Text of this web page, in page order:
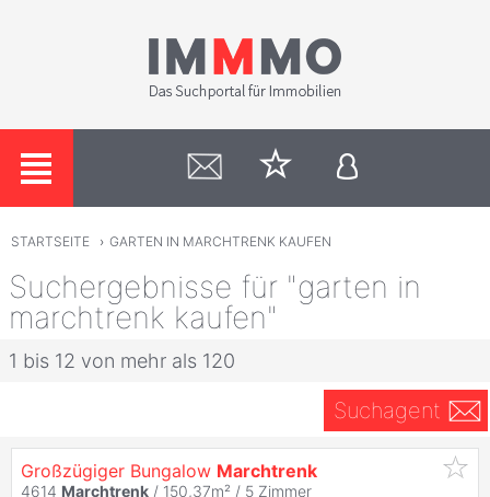
STARTSEITE › GARTEN IN MARCHTRENK KAUFEN
Suchergebnisse für "garten in
marchtrenk kaufen"
1 bis 12 von mehr als 120
Suchagent
Großzügiger Bungalow Marchtrenk
4614 Marchtrenk / 150,37m² / 5 Zimmer